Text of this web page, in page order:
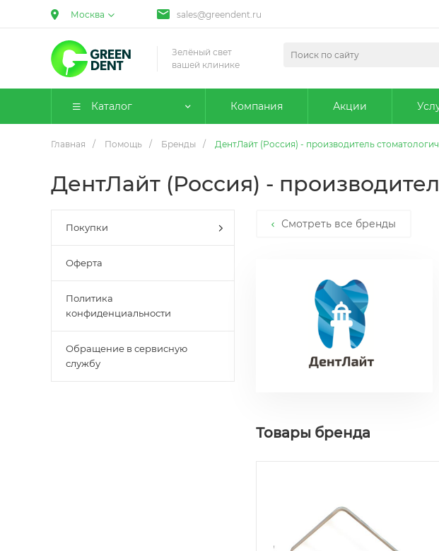
Москва sales@greendent.ru
Зелёный свет
вашей клинике
Каталог Компания Акции
Главная / Помощь / Бренды / ДентЛайт (Россия) - производитель
ДентЛайт (Россия) -
Покупки
Оферта
Политика
конфиденциальности
Обращение в сервисную
службу
Смотреть все бренды
Товары бренда